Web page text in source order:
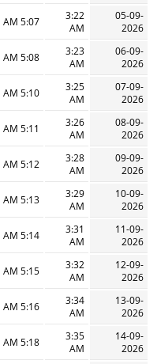
05-09-
2026
3:22
AM
5:07 AM
06-09-
2026
3:23
AM
5:08 AM
07-09-
2026
3:25
AM
5:10 AM
08-09-
2026
3:26
AM
5:11 AM
09-09-
2026
3:28
AM
5:12 AM
10-09-
2026
3:29
AM
5:13 AM
11-09-
2026
3:31
AM
5:14 AM
12-09-
2026
3:32
AM
5:15 AM
13-09-
2026
3:34
AM
5:16 AM
14-09-
2026
3:35
AM
5:18 AM